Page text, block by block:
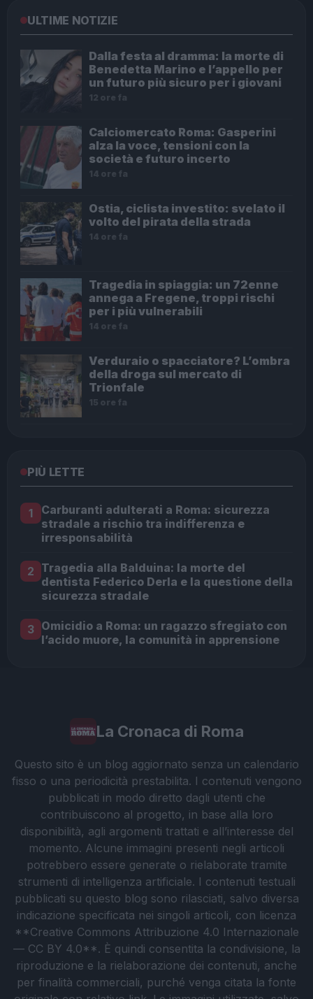
ULTIME NOTIZIE
Dalla festa al dramma: la morte di
Benedetta Marino e l’appello per
un futuro più sicuro per i giovani
12 ore fa
Calciomercato Roma: Gasperini
alza la voce, tensioni con la
società e futuro incerto
14 ore fa
Ostia, ciclista investito: svelato il
volto del pirata della strada
14 ore fa
Tragedia in spiaggia: un 72enne
annega a Fregene, troppi rischi
per i più vulnerabili
14 ore fa
Verduraio o spacciatore? L’ombra
della droga sul mercato di
Trionfale
15 ore fa
PIÙ LETTE
1
Carburanti adulterati a Roma: sicurezza
stradale a rischio tra indifferenza e
irresponsabilità
2 Tragedia alla Balduina: la morte del
dentista Federico Derla e la questione della
sicurezza stradale
3 Omicidio a Roma: un ragazzo sfregiato con
l’acido muore, la comunità in apprensione
La Cronaca di Roma
Questo sito è un blog aggiornato senza un calendario
fisso o una periodicità prestabilita. I contenuti vengono
pubblicati in modo diretto dagli utenti che
contribuiscono al progetto, in base alla loro
disponibilità, agli argomenti trattati e all’interesse del
momento. Alcune immagini presenti negli articoli
potrebbero essere generate o rielaborate tramite
strumenti di intelligenza artificiale. I contenuti testuali
pubblicati su questo blog sono rilasciati, salvo diversa
indicazione specificata nei singoli articoli, con licenza
**Creative Commons Attribuzione 4.0 Internazionale
— CC BY 4.0**. È quindi consentita la condivisione, la
riproduzione e la rielaborazione dei contenuti, anche
per finalità commerciali, purché venga citata la fonte